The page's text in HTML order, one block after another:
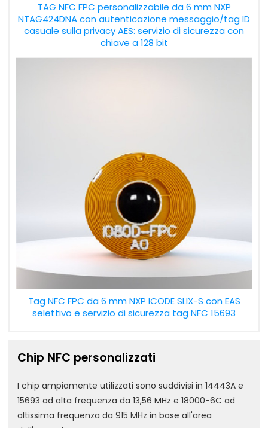
TAG NFC FPC personalizzabile da 6 mm NXP
NTAG424DNA con autenticazione messaggio/tag ID
casuale sulla privacy AES: servizio di sicurezza con
chiave a 128 bit
Tag NFC FPC da 6 mm NXP ICODE SLIX-S con EAS
selettivo e servizio di sicurezza tag NFC 15693
Chip NFC personalizzati
I chip ampiamente utilizzati sono suddivisi in 14443A e
15693 ad alta frequenza da 13,56 MHz e 18000-6C ad
altissima frequenza da 915 MHz in base all'area